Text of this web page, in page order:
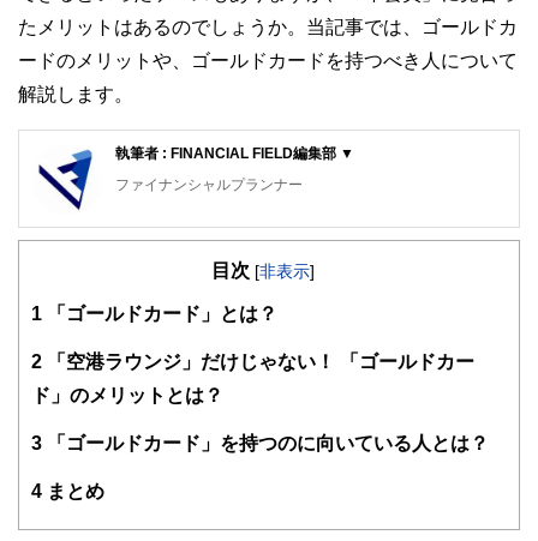
たメリットはあるのでしょうか。当記事では、ゴールドカ
ードのメリットや、ゴールドカードを持つべき人について
解説します。
執筆者 : FINANCIAL FIELD編集部 ▼
ファイナンシャルプランナー
FinancialField編集部は、金融、経済に関する記事を、日々
知識がない方でも理解できるようわかりやすく発信していま
得者を中心に「お金や暮らし」に関する書籍・雑誌の編集経
験者で構成され、企画立案から記事掲載まですべての工程に
関わることで、読者目線のコンテンツを追求しています。
FinancialFieldの特徴は、ファイナンシャルプランナー、弁
護士、税理士、宅地建物取引士、相続診断士、住宅ローンア
目次 [非表示]
1 「ゴールドカード」とは？
2 「空港ラウンジ」だけじゃない！ 「ゴールドカー
ド」のメリットとは？
3 「ゴールドカード」を持つのに向いている人とは？
4 まとめ